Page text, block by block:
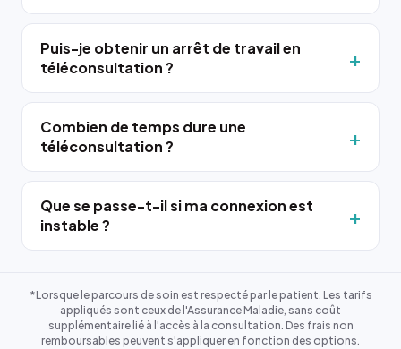
Puis-je obtenir un arrêt de travail en
téléconsultation ?
Combien de temps dure une
téléconsultation ?
Que se passe-t-il si ma connexion est
instable ?
*Lorsque le parcours de soin est respecté par le patient. Les tarifs
appliqués sont ceux de l'Assurance Maladie, sans coût
supplémentaire lié à l'accès à la consultation. Des frais non
remboursables peuvent s'appliquer en fonction des options.